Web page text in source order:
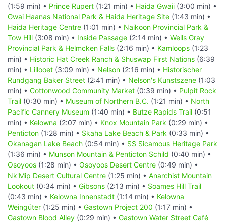
(1:59 min) • Prince Rupert (1:21 min) • Haida Gwaii (3:00 min) •
Gwai Haanas National Park & Haida Heritage Site (1:43 min) •
Haida Heritage Centre (1:01 min) • Naikoon Provincial Park &
Tow Hill (3:08 min) • Inside Passage (2:14 min) • Wells Gray
Provincial Park & Helmcken Falls (2:16 min) • Kamloops (1:23
min) • Historic Hat Creek Ranch & Shuswap First Nations (6:39
min) • Lillooet (3:09 min) • Nelson (2:16 min) • Historischer
Rundgang Baker Street (2:41 min) • Nelson's Kunstszene (1:03
min) • Cottonwood Community Market (0:39 min) • Pulpit Rock
Trail (0:30 min) • Museum of Northern B.C. (1:21 min) • North
Pacific Cannery Museum (1:40 min) • Butze Rapids Trail (0:51
min) • Kelowna (2:07 min) • Knox Mountain Park (0:29 min) •
Penticton (1:28 min) • Skaha Lake Beach & Park (0:33 min) •
Okanagan Lake Beach (0:54 min) • SS Sicamous Heritage Park
(1:36 min) • Munson Mountain & Penticton Schild (0:40 min) •
Osoyoos (1:28 min) • Osoyoos Desert Centre (0:49 min) •
Nk'Mip Desert Cultural Centre (1:25 min) • Anarchist Mountain
Lookout (0:34 min) • Gibsons (2:13 min) • Soames Hill Trail
(0:43 min) • Kelowna Innenstadt (1:14 min) • Kelowna
Weingüter (1:25 min) • Gastown Project 200 (1:17 min) •
Gastown Blood Alley (0:29 min) • Gastown Water Street Café